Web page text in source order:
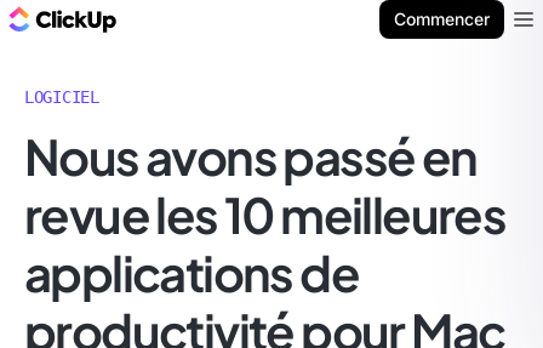
Commencer
LOGICIEL
Nous avons passé en
revue les 10 meilleures
applications de
productivité pour Mac